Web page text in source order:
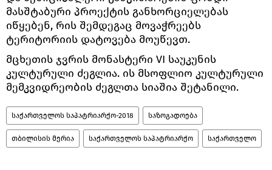
მასშტაბური პროექტის განხორციელებას
იწყებენ, რის შემდეგაც მოვაჭრეებს
ტერიტორიის დატოვება მოუწევთ.
მცხეთის ჯვრის მონასტერი VI საუკუნის
კულტურული ძეგლია. ის მსოფლიო კულტურული
მემკვიდრეობის ძეგლთა სიაშია შეტანილი.
საქართველოს საპატრიარქო-2018 საზოგადოება
თბილისის მერია საქართველოს საპატრიარქო საქართველო